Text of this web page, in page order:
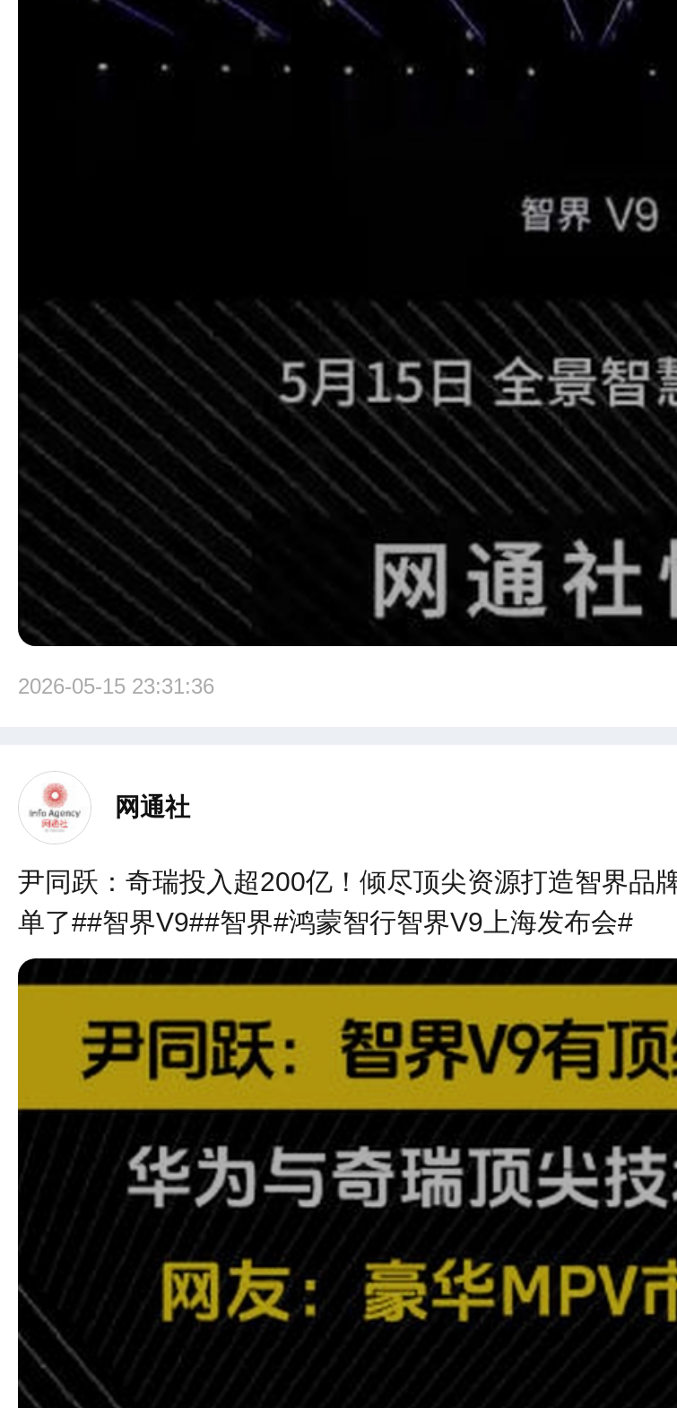
2026-05-15 23:31:36
网通社
尹同跃：奇瑞投入超200亿！倾尽顶尖资源打造智界品
单了##智界V9##智界#鸿蒙智行智界V9上海发布会#